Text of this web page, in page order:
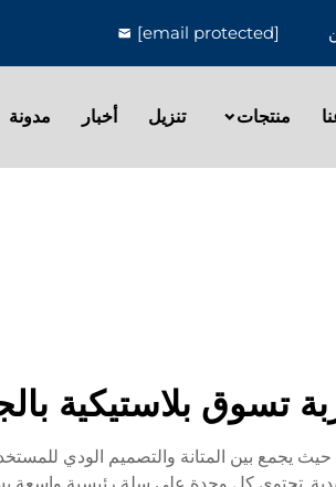
[email protected]
منتجات تنزيل أخبار مدونة
تسوق بلاستيكية
حيث يجمع بين المتانة والتصميم الودي